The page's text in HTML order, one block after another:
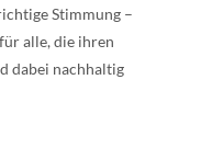
Stimmung –
alle, die ihren
dabei nachhaltig